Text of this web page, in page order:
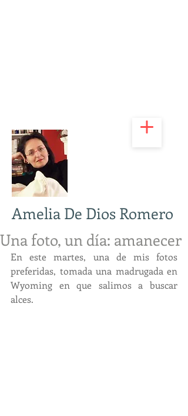
Amelia De Dios Romero
Una foto, un día: amanecer
En este martes, una de mis fotos
preferidas, tomada una madrugada en
Wyoming en que salimos a buscar
alces.